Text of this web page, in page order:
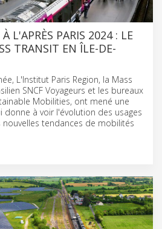
L'APRÈS PARIS 2024 : LE
TRANSIT EN ÎLE-DE-
L'Institut Paris Region, la Mass
SNCF Voyageurs et les bureaux
Mobilities, ont mené une
à voir l'évolution des usages
nouvelles tendances de mobilités